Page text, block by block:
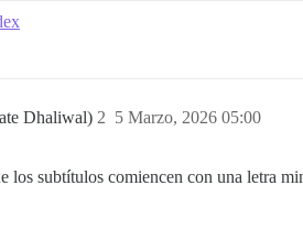
Dhaliwal) 5 Marzo, 2026 05:00
2
los subtítulos comiencen con una letra